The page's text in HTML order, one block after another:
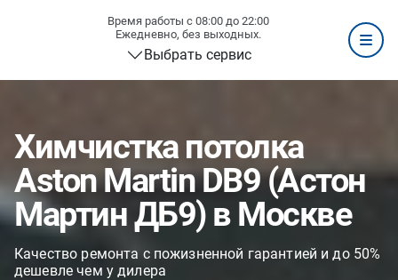
Время работы с 08:00 до 22:00
Ежедневно, без выходных.
Выбрать сервис
Химчистка потолка
Aston Martin DB9 (Астон
Мартин ДБ9) в Москве
Качество ремонта с пожизненной гарантией и до 50%
дешевле чем у дилера